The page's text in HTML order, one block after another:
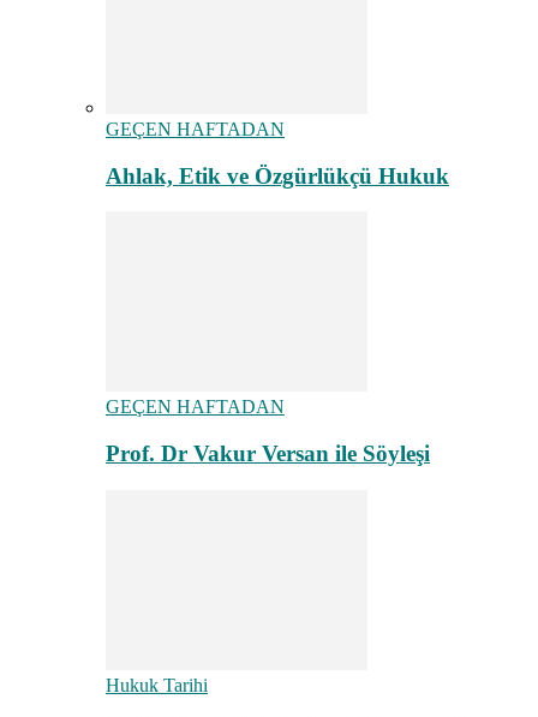
GEÇEN HAFTADAN
Ahlak, Etik ve Özgürlükçü Hukuk
GEÇEN HAFTADAN
Prof. Dr Vakur Versan ile Söyleşi
Hukuk Tarihi